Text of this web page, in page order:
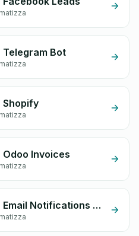
Telegram Bot
Shopify
Odoo Invoices
DelivZone + Email Notifications by eGrow